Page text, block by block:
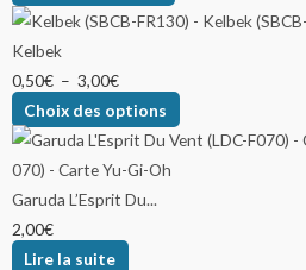
Kelbek
0,50€ – 3,00€
Choix des options
Garuda L’Esprit Du...
2,00€
Lire la suite